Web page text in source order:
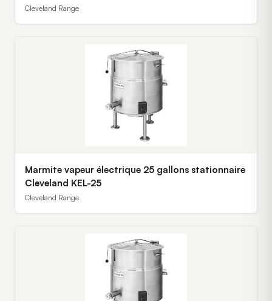
Cleveland Range
Marmite vapeur électrique 25 gallons stationnaire
Cleveland KEL-25
Cleveland Range